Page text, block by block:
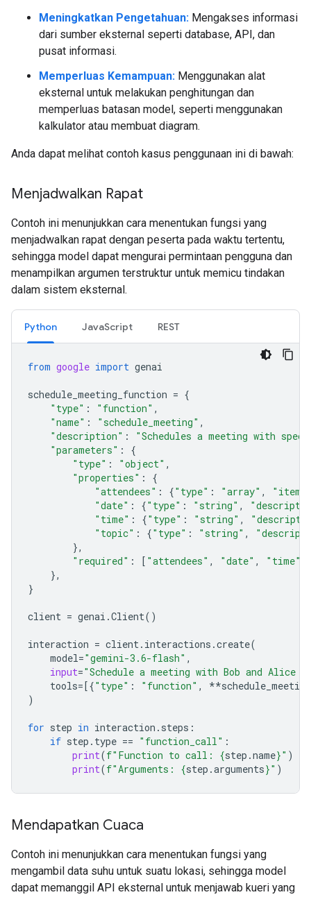
Meningkatkan Pengetahuan: Mengakses informasi
dari sumber eksternal seperti database, API, dan
pusat informasi.
Memperluas Kemampuan: Menggunakan alat
eksternal untuk melakukan penghitungan dan
memperluas batasan model, seperti menggunakan
kalkulator atau membuat diagram.
Anda dapat melihat contoh kasus penggunaan ini di bawah:
Menjadwalkan Rapat
Contoh ini menunjukkan cara menentukan fungsi yang
menjadwalkan rapat dengan peserta pada waktu tertentu,
sehingga model dapat mengurai permintaan pengguna dan
menampilkan argumen terstruktur untuk memicu tindakan
dalam sistem eksternal.
Python JavaScript REST
from google import genai
schedule_meeting_function = {
"type" : "function" ,
"name" : "schedule_meeting" ,
"description" :
"Schedules a meeting with
"parameters" :
{
"type" : "object" ,
"properties" :
{
"attendees" : {"type" : "array" ,
"date" : {"type" : "string" ,
"time" : {"type" : "string" ,
"topic" : {"type" : "string" ,
},
"required" : [ "attendees" , "date" , "time"
},
}
client = genai .Client()
interaction = client. interactions .create(
model="gemini-3.6-flash" ,
input="Schedule a meeting with Bob and Alice
tools=[{"type" : "function" , **
)
for step in interaction . steps :
if step . type == "function_call" :
print(f"Function to call: {step .name}" )
print(f"Arguments: {step .arguments}" )
Mendapatkan Cuaca
Contoh ini menunjukkan cara menentukan fungsi yang
mengambil data suhu untuk suatu lokasi, sehingga model
dapat memanggil API eksternal untuk menjawab kueri yang